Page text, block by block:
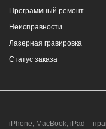
Программный ремонт
Неисправности
Лазерная гравировка
Статус заказа
iPhone, MacBook, iPad –